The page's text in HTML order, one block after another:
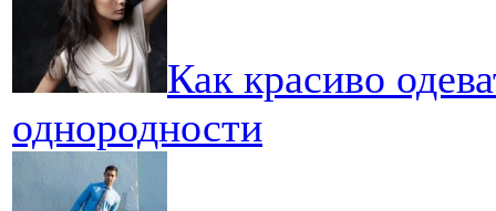
Как красиво
однородности